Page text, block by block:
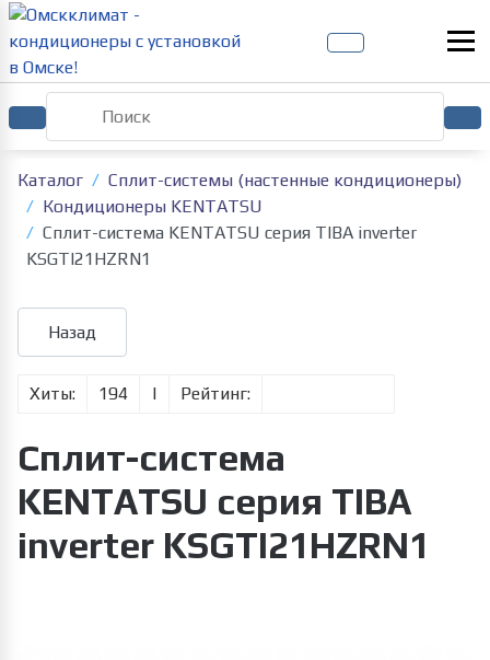
Каталог
Сплит-системы (настенные кондиционеры)
Кондиционеры KENTATSU
Сплит-система KENTATSU серия TIBA inverter
KSGTI21HZRN1
Хиты: 194 | Рейтинг:
Сплит-система
KENTATSU серия TIBA
inverter KSGTI21HZRN1